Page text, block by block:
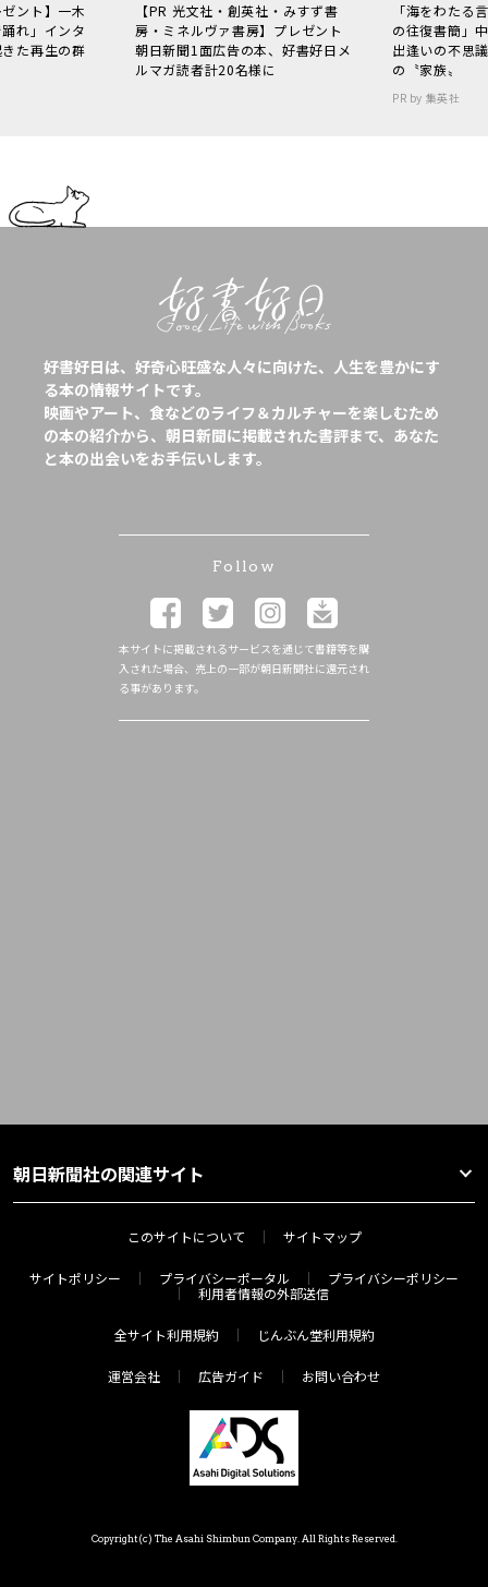
ント】一木
れ」インタ
た再生の群
【PR 光文社・創英社・みすず書
房・ミネルヴァ書房】プレゼント
朝日新聞1面広告の本、好書好日メ
ルマガ読者計20名様に
「海をわた
の往復書簡」
出逢いの不思
の〝家族〟
PR by 集英社
好書好日は、好奇心旺盛な人々に向けた、人生を豊かにす
る本の情報サイトです。
映画やアート、食などのライフ＆カルチャーを楽しむため
の本の紹介から、朝日新聞に掲載された書評まで、あなた
と本の出会いをお手伝いします。
Follow
本サイトに掲載されるサービスを通じて書籍等を購
入された場合、売上の一部が朝日新聞社に還元され
る事があります。
朝日新聞社の関連サイト
このサイトについて サイトマップ
サイトポリシー プライバシーポータル
プライバシーポリシー
利用者情報の外部送信
全サイト利用規約 じんぶん堂利用規約
運営会社 広告ガイド お問い合わせ
Copyright(c) The Asahi Shimbun Company. All Rights Reserved.